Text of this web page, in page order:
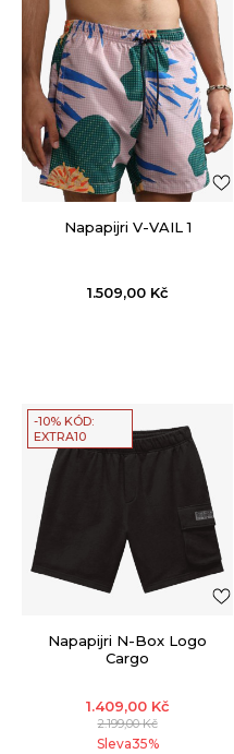
Napapijri V-VAIL 1
1.509,00 Kč
-10% KÓD:
EXTRA10
Napapijri N-Box Logo
Cargo
1.409,00 Kč
2.199,00Kč
Sleva35%